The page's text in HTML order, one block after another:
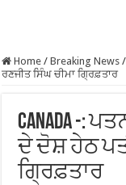
Home / Breaking News /
ਰਣਜੀਤ ਸਿੰਘ ਚੀਮਾ ਗ੍ਰਿਫ਼ਤਾਰ
Canada -:
ਦੇ ਦੋਸ਼ ਹੇਠ
ਗ੍ਰਿਫ਼ਤਾਰ